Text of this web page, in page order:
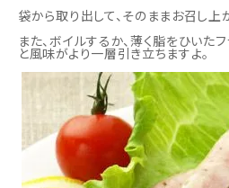
袋から取り出して、そのままお召し上
また、ボイルするか、薄く脂をひいた
と風味がより一層引き立ちますよ。